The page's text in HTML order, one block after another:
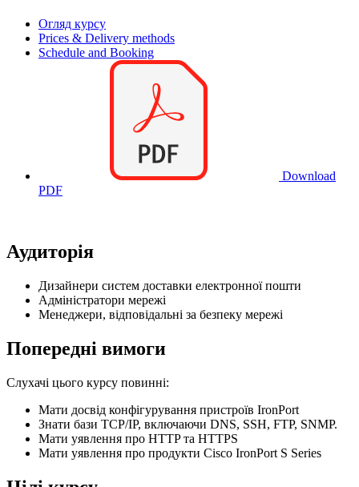
Огляд курсу
Prices & Delivery methods
Schedule and Booking
Download
PDF
Аудиторія
Дизайнери систем доставки електронної пошти
Адміністратори мережі
Менеджери, відповідальні за безпеку мережі
Попередні вимоги
Слухачі цього курсу повинні:
Мати досвід конфігурування пристроїв IronPort
Знати бази TCP/IP, включаючи DNS, SSH, FTP, SNMP.
Мати уявлення про HTTP та HTTPS
Мати уявлення про продукти Cisco IronPort S Series